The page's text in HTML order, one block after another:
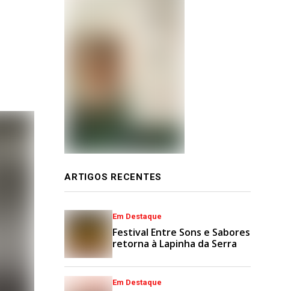
ARTIGOS RECENTES
Em Destaque
Festival Entre Sons e Sabores
retorna à Lapinha da Serra
Em Destaque